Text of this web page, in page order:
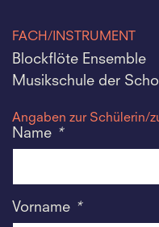
FACH/INSTRUMENT
Blockflöte Ensemble
Musikschule der
Angaben zur Schülerin/
Name *
Vorname *